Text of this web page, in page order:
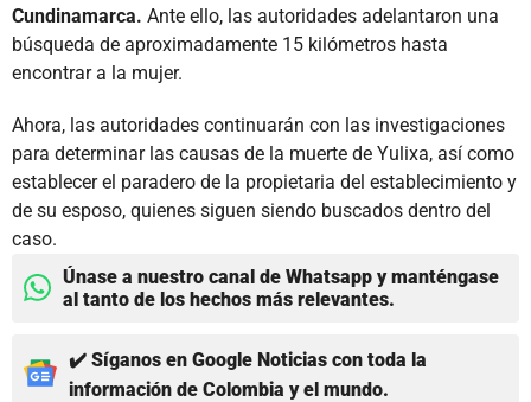
Cundinamarca. Ante ello, las autoridades adelantaron una
búsqueda de aproximadamente 15 kilómetros hasta
encontrar a la mujer.
Ahora, las autoridades continuarán con las investigaciones
para determinar las causas de la muerte de Yulixa, así como
establecer el paradero de la propietaria del establecimiento y
de su esposo, quienes siguen siendo buscados dentro del
caso.
Únase a nuestro canal de Whatsapp y manténgase
al tanto de los hechos más relevantes.
✔️ Síganos en Google Noticias con toda la
información de Colombia y el mundo.